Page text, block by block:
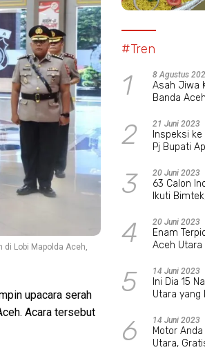
Lobi Mapolda Aceh,
upacara serah
Acara tersebut
#Tren
1 8 Agustus
Asah Jiwa
Banda
2 21 Juni 2023
Inspeksi
Pj Bupati
3 20 Juni 2023
63 Calon
Ikuti
4 20 Juni 2023
Enam
Aceh
5 14 Juni 2023
Ini Dia 15
Utara yang
6 14 Juni 2023
Motor
Utara,